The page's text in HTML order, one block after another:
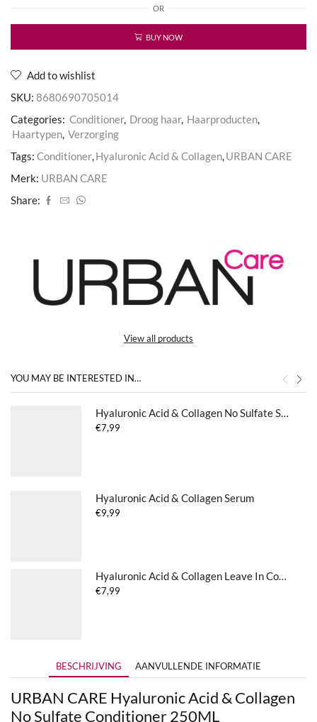
Collagen
Sulfate
aantal
OR
BUY NOW
Add to wishlist
SKU: 8680690705014
Categories: Conditioner, Droog haar, Haarproducten,
Haartypen, Verzorging
Tags: Conditioner,Hyaluronic Acid & Collagen,URBAN CARE
Merk: URBAN CARE
Share:
View all products
YOU MAY BE INTERESTED IN…
Hyaluronic Acid & Collagen No Sulfate Shampoo
€7,99
Hyaluronic Acid & Collagen Serum
€9,99
Hyaluronic Acid & Collagen Leave In Conditioner
€7,99
BESCHRIJVING AANVULLENDE INFORMATIE
URBAN CARE Hyaluronic Acid & Collagen
No Sulfate Conditioner 250ML